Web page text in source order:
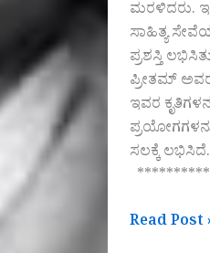
ಮರಳಿದರು.
ಸಾಹಿತ್ಯ
ಪ್ರಶಸ್ತಿ
ಪ್ರೀತಮ್
ಇವರ
ಸಲಕ್ಕೆ
Read Post